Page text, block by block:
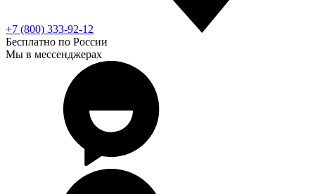
+7 (800) 333-92-12
Бесплатно по России
Мы в мессенджерах